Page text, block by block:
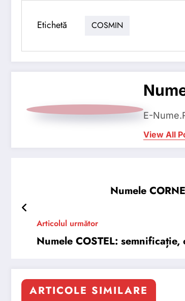
Etichetă COSMIN
E-
View All
Numele
Articolul următor
Numele COSTEL:
ARTICOLE SIMILARE